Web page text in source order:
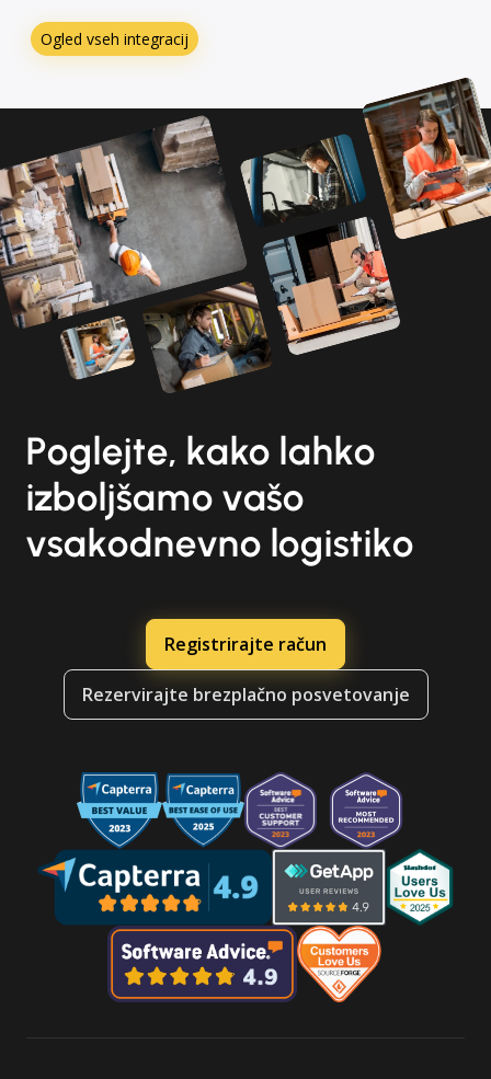
Ogled vseh integracij
Poglejte, kako lahko
izboljšamo vašo
vsakodnevno logistiko
Registrirajte račun
Rezervirajte brezplačno posvetovanje